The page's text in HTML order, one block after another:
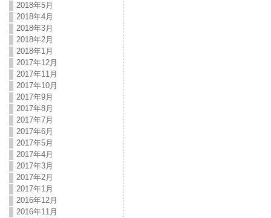
2018年5月
2018年4月
2018年3月
2018年2月
2018年1月
2017年12月
2017年11月
2017年10月
2017年9月
2017年8月
2017年7月
2017年6月
2017年5月
2017年4月
2017年3月
2017年2月
2017年1月
2016年12月
2016年11月